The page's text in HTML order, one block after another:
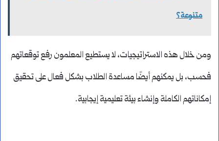
متنوعة؟
ومن خلال هذه الاستراتيجيات، لا يستطيع المعلمون رفع توقعاتهم
فحسب، بل يمكنهم أيضًا مساعدة الطلاب بشكل فعال على تحقيق
إمكاناتهم الكاملة وإنشاء بيئة تعليمية إيجابية.